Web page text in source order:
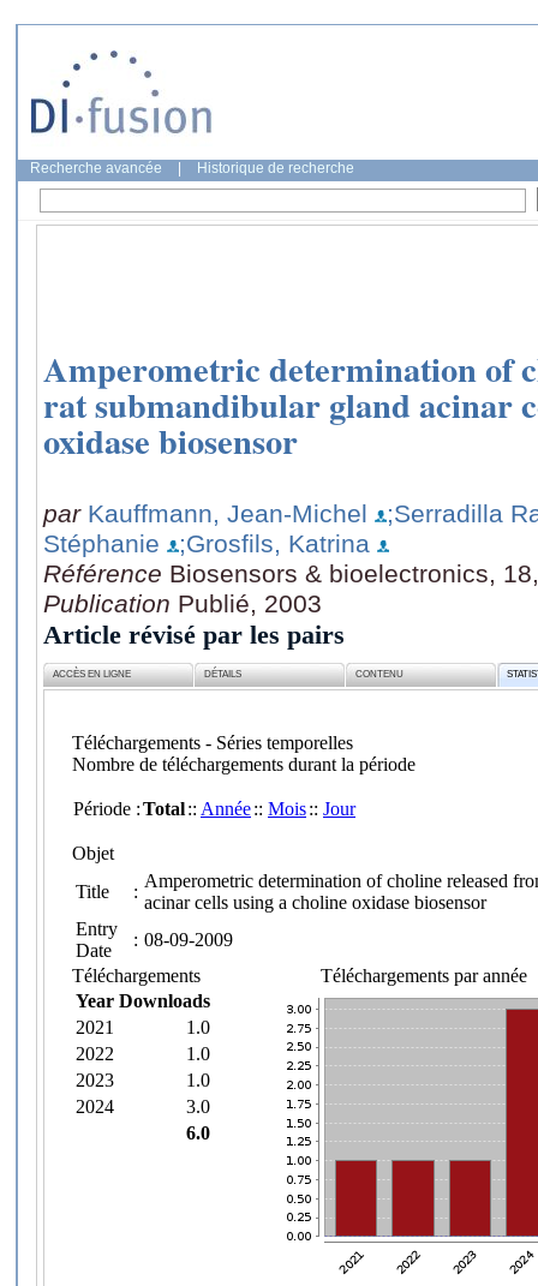
Recherche avancée Historique de recherche
Amperometric determination of
rat submandibular gland acinar
oxidase biosensor
par Kauffmann, Jean-Michel
;Serradilla
Stéphanie
;Grosfils, Katrina
Référence Biosensors & bioelectronics,
Publication Publié, 2003
Article révisé par les pairs
ACCÈS EN LIGNE DÉTAILS CONTENU